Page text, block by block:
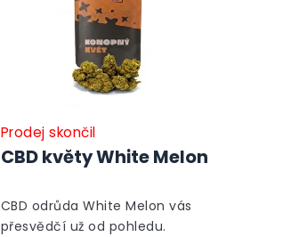
CBD květy White Melon
Prodej skončil
CBD odrůda White Melon vás
přesvědčí už od pohledu.